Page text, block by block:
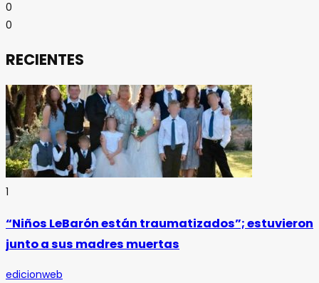
0
0
RECIENTES
1
“Niños LeBarón están traumatizados”; estuvieron
junto a sus madres muertas
edicionweb